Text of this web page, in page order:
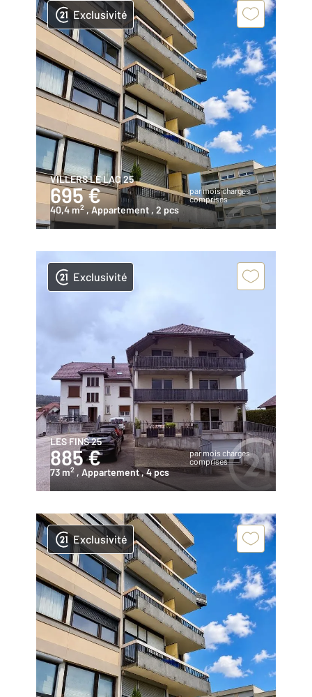
Exclusivité
VILLERS LE LAC 25
695 €
par mois charges
comprises
40,4 m2 , Appartement , 2 pcs
Exclusivité
LES FINS 25
885 €
par mois charges
comprises
73 m2 , Appartement, 4 pcs
Exclusivité